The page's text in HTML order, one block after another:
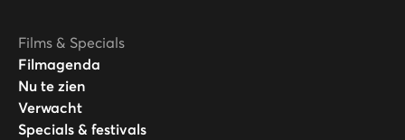
Films & Specials
Filmagenda
Nu te zien
Verwacht
Specials & festivals